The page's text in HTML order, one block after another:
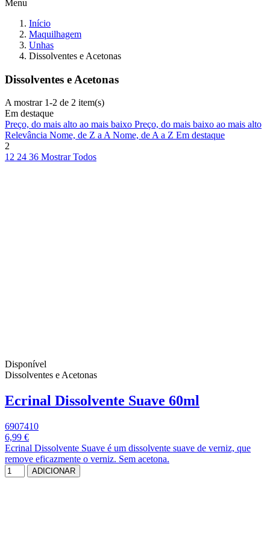
Menu
Início
Maquilhagem
Unhas
Dissolventes e Acetonas
Dissolventes e Acetonas
A mostrar 1-2 de 2 item(s)
Em destaque
Preço, do mais alto ao mais baixo Preço, do mais baixo ao mais alto
Relevância Nome, de Z a ANome, de A a Z Em destaque
2
12 24 36 Mostrar Todos
Disponível
Dissolventes e Acetonas
Ecrinal Dissolvente Suave 60ml
6907410
6,99 €
Ecrinal Dissolvente Suave é um dissolvente suave de verniz, que
remove eficazmente o verniz. Sem acetona.
ADICIONAR